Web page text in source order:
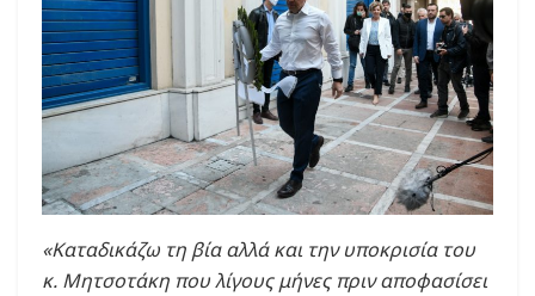
«Καταδικάζω τη βία αλλά και την υποκρισία του
κ. Μητσοτάκη που λίγους μήνες πριν αποφασίσει